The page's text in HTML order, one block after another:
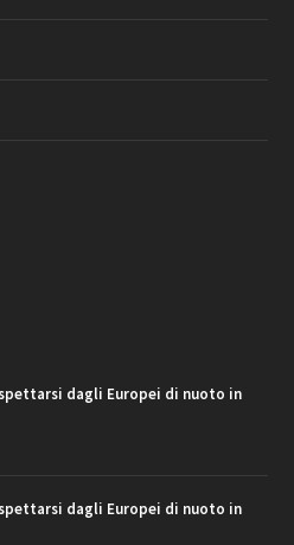
dagli Europei di nuoto in
dagli Europei di nuoto in